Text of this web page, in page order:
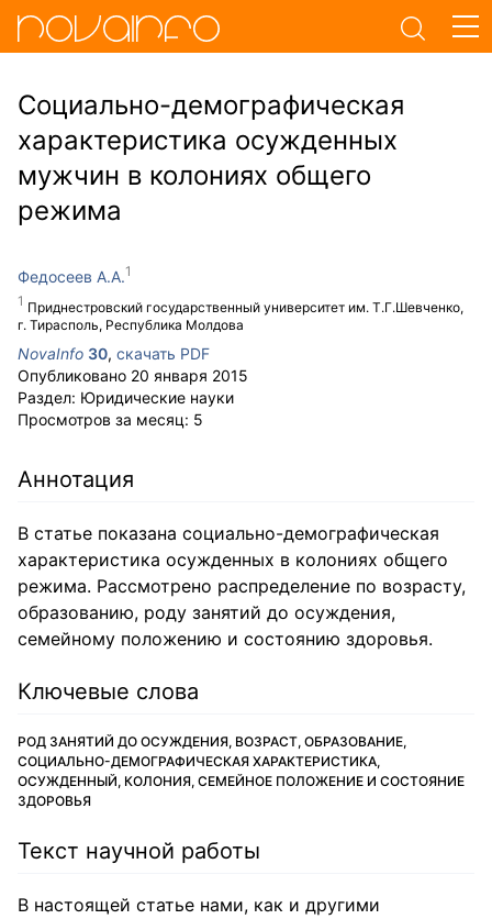
Социально-демографическая
характеристика осужденных
мужчин в колониях общего
режима
Федосеев А.А.
Приднестровский государственный университет им. Т.Г.Шевченко,
г. Тирасполь, Республика Молдова
NovaInfo 30, скачать PDF
Опубликовано 20 января 2015
Раздел: Юридические науки
Просмотров за месяц: 5
Аннотация
В статье показана социально-демографическая
характеристика осужденных в колониях общего
режима. Рассмотрено распределение по возрасту,
образованию, роду занятий до осуждения,
семейному положению и состоянию здоровья.
Ключевые слова
РОД ЗАНЯТИЙ ДО ОСУЖДЕНИЯ, ВОЗРАСТ, ОБРАЗОВАНИЕ,
СОЦИАЛЬНО-ДЕМОГРАФИЧЕСКАЯ ХАРАКТЕРИСТИКА,
ОСУЖДЕННЫЙ, КОЛОНИЯ, СЕМЕЙНОЕ ПОЛОЖЕНИЕ И СОСТОЯНИЕ
ЗДОРОВЬЯ
Текст научной работы
В настоящей статье нами, как и другими